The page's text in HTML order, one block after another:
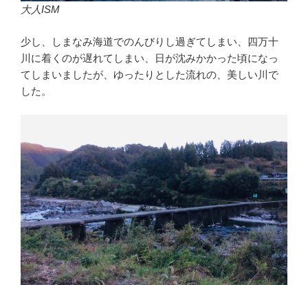
大人ISM
少し、しまなみ海道でのんびりし過ぎてしまい、四万十
川に着くのが遅れてしまい、日が沈みかかった頃になっ
てしまいましたが、ゆったりとした流れの、美しい川で
した。